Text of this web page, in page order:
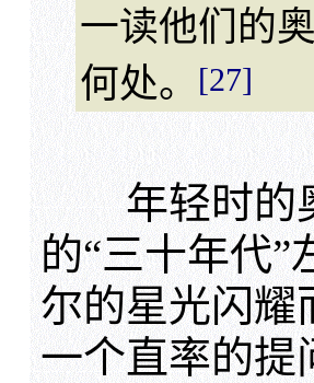
一读他们的
何处。
[27]
年轻时的奥
的“三十年代
尔的星光闪耀
一个直率的提